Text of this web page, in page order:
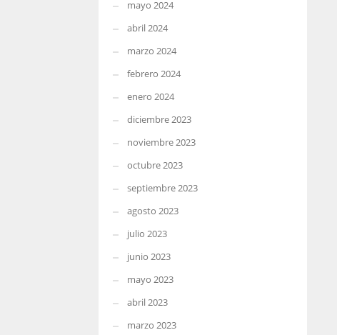
mayo 2024
abril 2024
marzo 2024
febrero 2024
enero 2024
diciembre 2023
noviembre 2023
octubre 2023
septiembre 2023
agosto 2023
julio 2023
junio 2023
mayo 2023
abril 2023
marzo 2023